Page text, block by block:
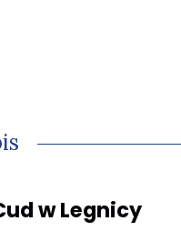
w Legnicy